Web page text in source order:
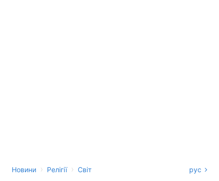
Новини › Релігії › Світ рус